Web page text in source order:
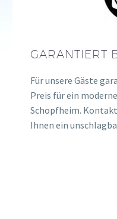
GARANTIERT
Für unsere Gäste
Preis für ein
Schopfheim.
Ihnen ein